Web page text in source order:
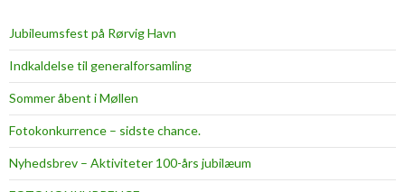
Jubileumsfest på Rørvig Havn
Indkaldelse til generalforsamling
Sommer åbent i Møllen
Fotokonkurrence – sidste chance.
Nyhedsbrev – Aktiviteter 100-års jubilæum